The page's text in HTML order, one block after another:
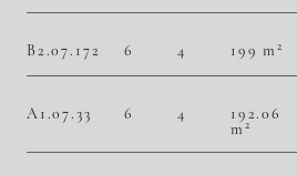
B2.07.172 6 4 199 m2
A1.07.33 6 4
192.06
m 2